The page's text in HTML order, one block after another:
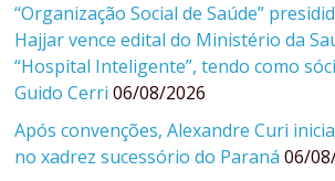
“Organização Social de Saúde”
Hajjar vence edital do Ministério da
“Hospital Inteligente”, tendo como
Guido Cerri 06/08/2026
Após convenções, Alexandre Curi
no xadrez sucessório do Paraná 06/